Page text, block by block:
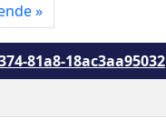
»
81a8-18ac3aa95032